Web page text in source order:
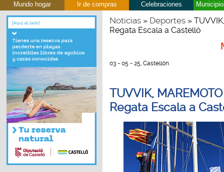
Mundo hogar Ir de compras Celebraciones
Noticias» Deportes»
Regata Escala a Castelló
03 - 05 - 25, Castellón
TUVVIK,
Regata Escala a